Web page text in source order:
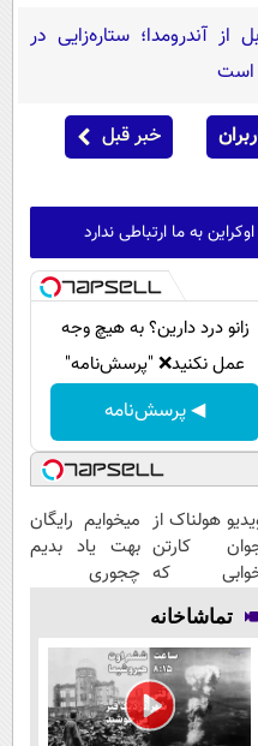
از آندرومدا؛ ستاره‌زایی در
است
خبر قبل
به ما ارتباطی ندارد
زانو درد دارین؟ به هیچ وجه
عمل نکنید❌ "پرسش‌نامه"
◀ پرسش‌نامه
هولناک از
کارتن
که
میلیاردر شد.
آموزش رایگان
میخوایم رایگان
بهت یاد بدیم
چجوری
مجانیه
تماشاخانه